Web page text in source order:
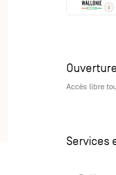
Accès libre
Services